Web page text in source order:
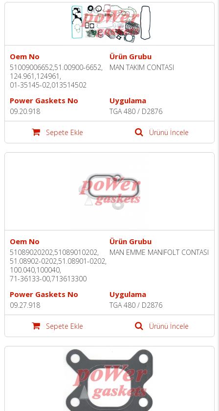
Oem No
51009006652,51.00900-6652,
124.961,124961,
01-35145-02,013514502
Ürün Grubu
MAN TAKIM CONTASI
Power Gaskets No
09.20.918
Uygulama
TGA 480 / D2876
Sepete Ekle Ürünü İncele
Oem No
51089020202,51089010202,
51.08902-0202,51.08901-0202,
100.040,100040,
71-36133-00,713613300
Ürün Grubu
MAN EMME MANIFOLT CONTASI
Power Gaskets No
09.27.918
Uygulama
TGA 480 / D2876
Sepete Ekle Ürünü İncele